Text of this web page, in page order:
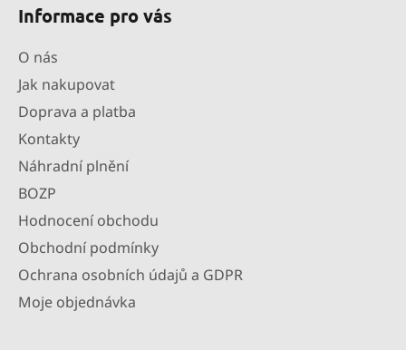
Informace pro vás
O nás
Jak nakupovat
Doprava a platba
Kontakty
Náhradní plnění
BOZP
Hodnocení obchodu
Obchodní podmínky
Ochrana osobních údajů a GDPR
Moje objednávka